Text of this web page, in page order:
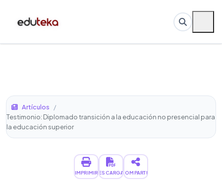
Artículos
/
Testimonio: Diplomado transición a la educación no presencial para
la educación superior
IMPRIMIRDESCARGARCOMPARTIR